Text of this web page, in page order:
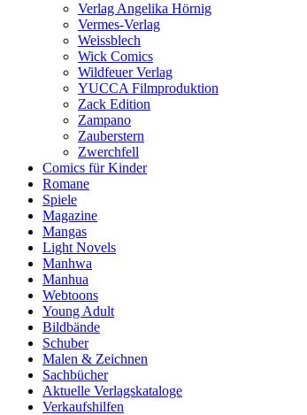
Verlag Angelika Hörnig
Vermes-Verlag
Weissblech
Wick Comics
Wildfeuer Verlag
YUCCA Filmproduktion
Zack Edition
Zampano
Zauberstern
Zwerchfell
Comics für Kinder
Romane
Spiele
Magazine
Mangas
Light Novels
Manhwa
Manhua
Webtoons
Young Adult
Bildbände
Schuber
Malen & Zeichnen
Sachbücher
Aktuelle Verlagskataloge
Verkaufshilfen